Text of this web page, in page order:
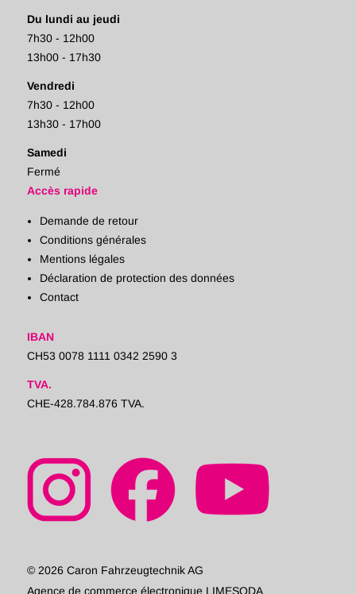
Du lundi au jeudi
7h30 - 12h00
13h00 - 17h30
Vendredi
7h30 - 12h00
13h30 - 17h00
Samedi
Fermé
Accès rapide
Demande de retour
Conditions générales
Mentions légales
Déclaration de protection des données
Contact
IBAN
CH53 0078 1111 0342 2590 3
TVA.
CHE-428.784.876 TVA.
© 2026 Caron Fahrzeugtechnik AG
Agence de commerce électronique LIMESODA